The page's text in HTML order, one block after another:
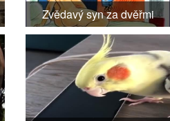
Zvědavý syn za dvěřmi